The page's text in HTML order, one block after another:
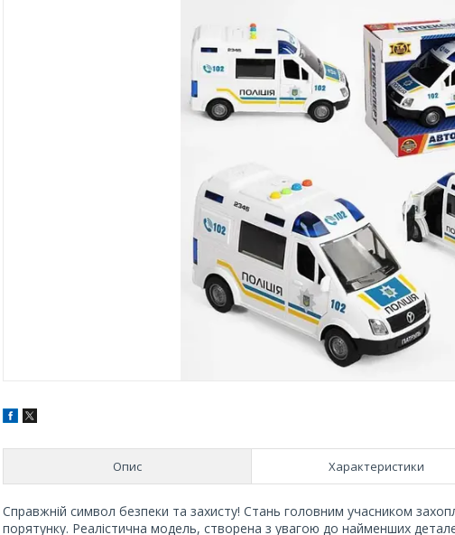
Опис Характеристики
Справжній символ безпеки та захисту! Стань головним учасником
порятунку. Реалістична модель, створена з увагою до найменших